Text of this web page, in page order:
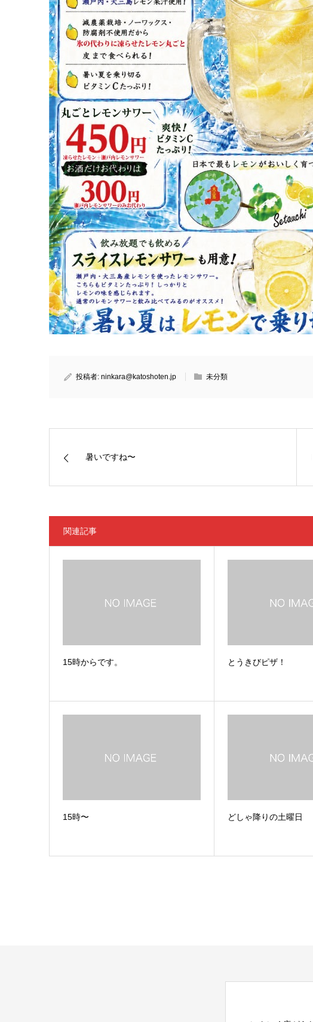
投稿者: ninkara@katoshoten.jp 未分類
暑いですね〜
関連記事
15時からです。 とうきびピザ！
15時〜 どしゃ降りの土曜日